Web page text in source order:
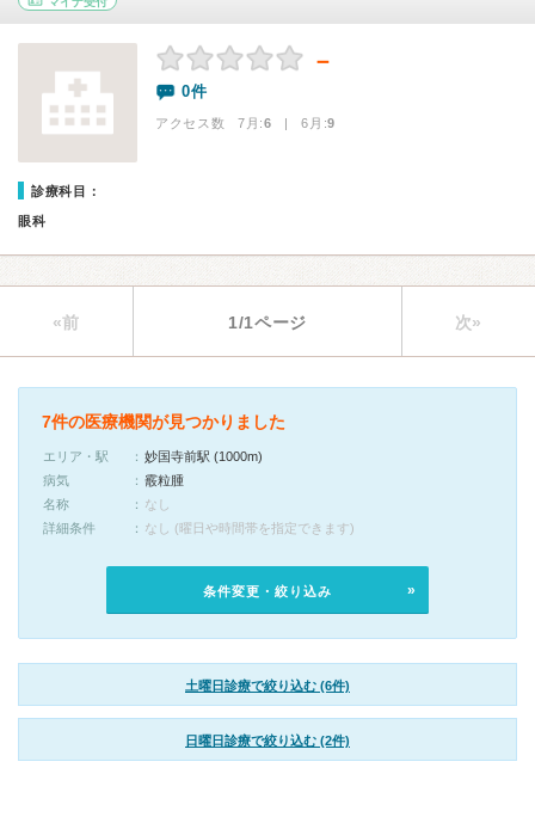
－
0件
アクセス数 7月:6 | 6月:9
診療科目：
眼科
«前 1/1ページ 次»
7件の医療機関が見つかりました
エリア・駅
妙国寺前駅 (1000m)
病気
霰粒腫
名称
なし
詳細条件
なし (曜日や時間帯を指定できます)
条件変更・絞り込み
土曜日診療で絞り込む (6件)
日曜日診療で絞り込む (2件)